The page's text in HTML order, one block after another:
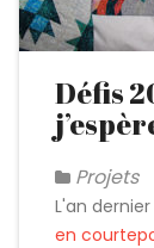
Défis
Projets
L'an
en